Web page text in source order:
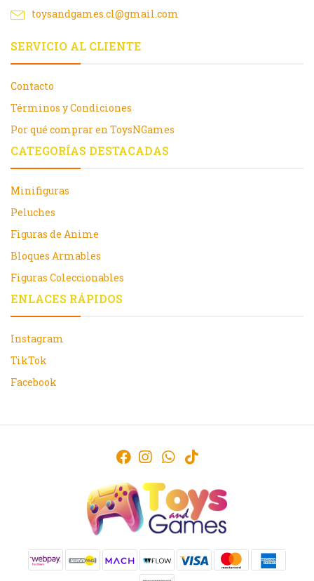
toysandgames.cl@gmail.com
SERVICIO AL CLIENTE
Contacto
Términos y Condiciones
Por qué comprar en ToysNGames
CATEGORÍAS DESTACADAS
Minifiguras
Peluches
Figuras de Anime
Bloques Armables
Figuras Coleccionables
ENLACES RÁPIDOS
Instagram
TikTok
Facebook